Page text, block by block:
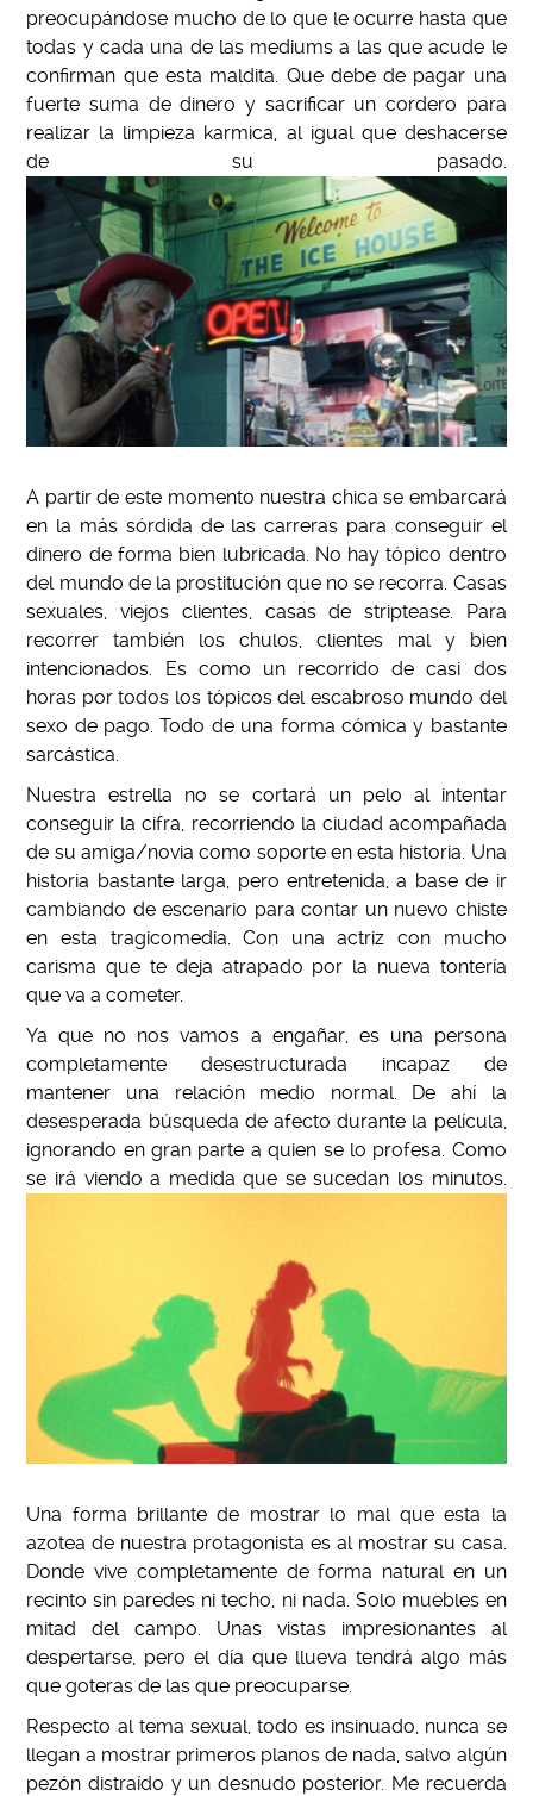
preocupándose mucho de lo que le ocurre hasta que
todas y cada una de las mediums a las que acude le
confirman que esta maldita. Que debe de pagar una
fuerte suma de dinero y sacrificar un cordero para
realizar la limpieza karmica, al igual que deshacerse
de su pasado.
A partir de este momento nuestra chica se embarcará
en la más sórdida de las carreras para conseguir el
dinero de forma bien lubricada. No hay tópico dentro
del mundo de la prostitución que no se recorra. Casas
sexuales, viejos clientes, casas de striptease. Para
recorrer también los chulos, clientes mal y bien
intencionados. Es como un recorrido de casi dos
horas por todos los tópicos del escabroso mundo del
sexo de pago. Todo de una forma cómica y bastante
sarcástica.
Nuestra estrella no se cortará un pelo al intentar
conseguir la cifra, recorriendo la ciudad acompañada
de su amiga/novia como soporte en esta historia. Una
historia bastante larga, pero entretenida, a base de ir
cambiando de escenario para contar un nuevo chiste
en esta tragicomedia. Con una actriz con mucho
carisma que te deja atrapado por la nueva tontería
que va a cometer.
Ya que no nos vamos a engañar, es una persona
completamente desestructurada incapaz de
mantener una relación medio normal. De ahí la
desesperada búsqueda de afecto durante la película,
ignorando en gran parte a quien se lo profesa. Como
se irá viendo a medida que se sucedan los minutos.
Una forma brillante de mostrar lo mal que esta la
azotea de nuestra protagonista es al mostrar su casa.
Donde vive completamente de forma natural en un
recinto sin paredes ni techo, ni nada. Solo muebles en
mitad del campo. Unas vistas impresionantes al
despertarse, pero el día que llueva tendrá algo más
que goteras de las que preocuparse.
Respecto al tema sexual, todo es insinuado, nunca se
llegan a mostrar primeros planos de nada, salvo algún
pezón distraído y un desnudo posterior. Me recuerda